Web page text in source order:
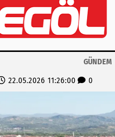
GÜNDEM
22.05.2026 11:26:00 0